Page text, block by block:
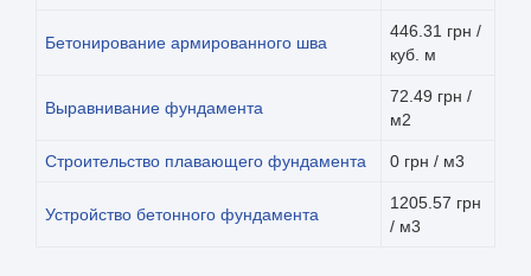
Бетонирование армированного шва
446.31 грн /
куб. м
Выравнивание фундамента
72.49 грн /
м2
Строительство плавающего фундамента 0 грн / м3
Устройство бетонного фундамента
1205.57 грн
/ м3